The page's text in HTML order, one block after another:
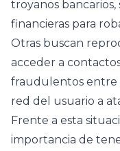
troyanos
financieras para
Otras buscan
acceder a
fraudulentos entre
red del usuario a
Frente a esta
importancia de